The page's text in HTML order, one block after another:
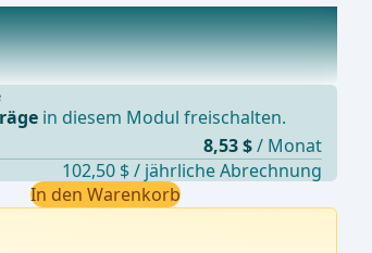
in diesem Modul freischalten.
8,53 $ / Monat
102,50 $ / jährliche Abrechnung
In den Warenkorb